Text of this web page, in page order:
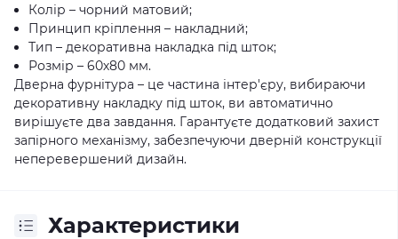
Колір – чорний матовий;
Принцип кріплення – накладний;
Тип – декоративна накладка під шток;
Розмір – 60х80 мм.
Дверна фурнітура – це частина інтер'єру, вибираючи
декоративну накладку під шток, ви автоматично
вирішуєте два завдання. Гарантуєте додатковий захист
запірного механізму, забезпечуючи дверній конструкції
неперевершений дизайн.
Характеристики